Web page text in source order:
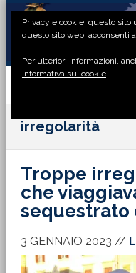
Passa
primaria
Passa
principale
Passa
laterale
Passa
di
irregolarità
Troppe
che
sequestrato
3 GENNAIO 2023 //
Privacy e cookie: questo
questo sito web, acconsenti
Per ulteriori informazioni,
Informativa sui cookie